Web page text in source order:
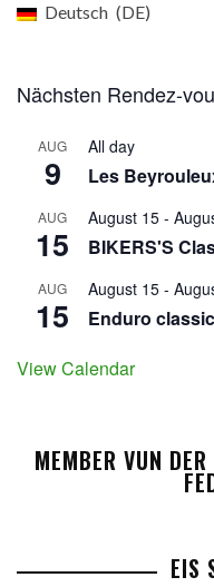
Deutsch
DE
Nächsten Rendez-
AUG
9
All day
Les
AUG
15
August 15 -
BIKERS'S
AUG
15
August 15 -
Enduro
View Calendar
MEMBER VUN
EIS